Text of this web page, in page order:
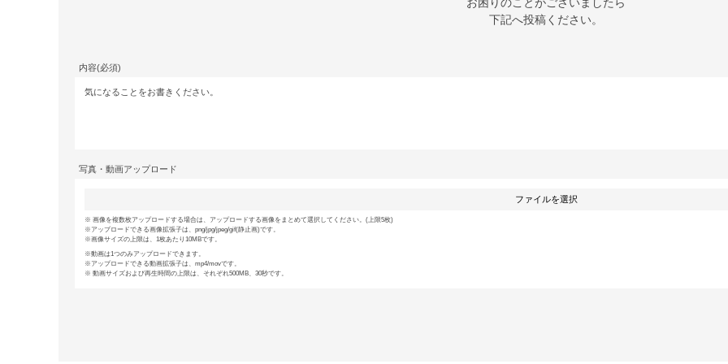
下記へ投稿ください。
内容(必須)
写真・動画アップロード
ファイルを選択
画像を複数枚アップロードする場合は、アップロードする画像をまとめて選択してください。(上限5枚)
アップロードできる画像拡張子は、png/jpg/jpeg/gif(静止画)です。
画像サイズの上限は、1枚あたり10MBです。
動画は1つのみアップロードできます。
アップロードできる動画拡張子は、mp4/movです。
動画サイズおよび再生時間の上限は、それぞれ500MB、30秒です。